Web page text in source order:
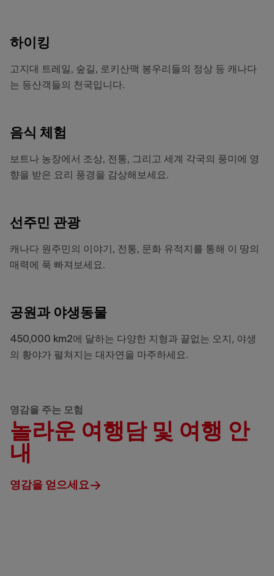
하이킹
고지대 트레일, 숲길, 로키산맥 봉우리들의 정상 등 캐나다
는 등산객들의 천국입니다.
음식 체험
보트나 농장에서 조상, 전통, 그리고 세계 각국의 풍미에 영
향을 받은 요리 풍경을 감상해보세요.
선주민 관광
캐나다 원주민의 이야기, 전통, 문화 유적지를 통해 이 땅의
매력에 푹 빠져보세요.
공원과 야생동물
450,000 km2에 달하는 다양한 지형과 끝없는 오지, 야생
의 황야가 펼쳐지는 대자연을 마주하세요.
영감을 주는 모험
놀라운 여행담 및 여행 안
내
영감을 얻으세요